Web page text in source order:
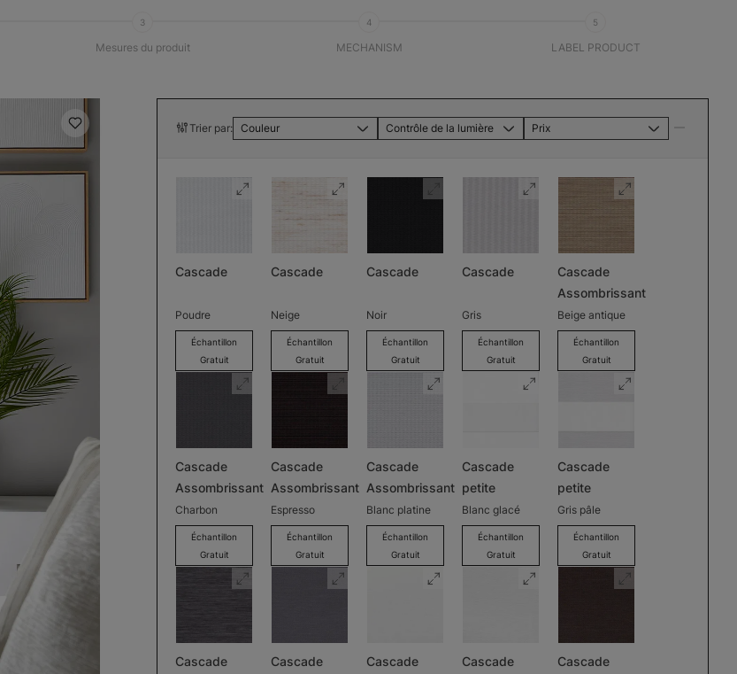
3
Mesures du produit
4
MECHANISM
5
LABEL PRODUCT
Trier par: Couleur Contrôle de la lumière Prix
Cascade
Poudre
Échantillon
Gratuit
Cascade
Neige
Échantillon
Gratuit
Cascade
Noir
Échantillon
Gratuit
Cascade
Gris
Échantillon
Gratuit
Cascade
Assombrissant
Beige antique
Échantillon
Gratuit
Cascade
Assombrissant
Charbon
Échantillon
Gratuit
Cascade
Assombrissant
Espresso
Échantillon
Gratuit
Cascade
Assombrissant
Blanc platine
Échantillon
Gratuit
Cascade
petite
Blanc glacé
Échantillon
Gratuit
Cascade
petite
Gris pâle
Échantillon
Gratuit
Cascade
Cascade
Cascade
Cascade
Cascade